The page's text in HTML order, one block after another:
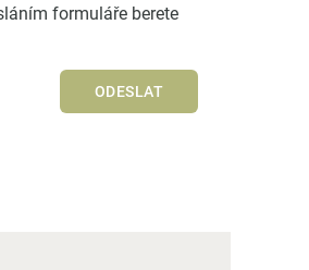
formuláře berete